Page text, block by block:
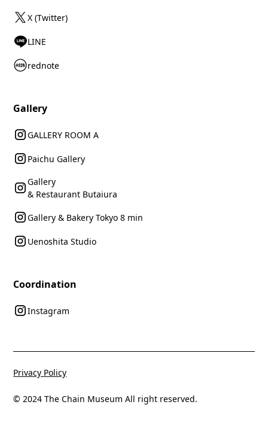
X (Twitter)
LINE
rednote
Gallery
GALLERY ROOM A
Paichu Gallery
Gallery
& Restaurant Butaiura
Gallery & Bakery Tokyo 8 min
Uenoshita Studio
Coordination
Instagram
© 2024 The Chain Museum All right reserved.
Privacy Policy